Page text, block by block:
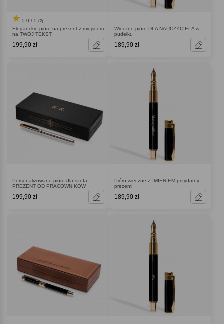
5.0 / 5 (2)
Eleganckie pióro na prezent z miejscem
na TWÓJ TEKST
199,90 zł
Wieczne pióro DLA NAUCZYCIELA w
pudełku
189,90 zł
Personalizowane pióro dla szefa
PREZENT OD PRACOWNIKÓW
199,90 zł
Pióro wieczne Z IMIENIEM przydatny
prezent
189,90 zł